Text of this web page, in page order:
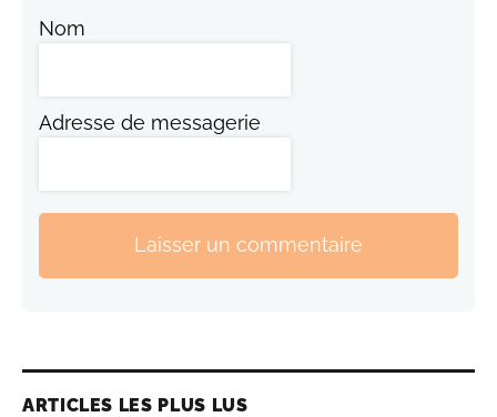
Nom
Adresse de messagerie
Laisser un commentaire
ARTICLES LES PLUS LUS